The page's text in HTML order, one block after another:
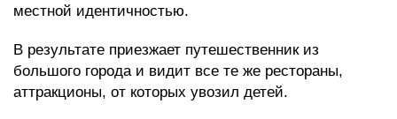
местной идентичностью.
В результате приезжает путешественник из
большого города и видит все те же рестораны,
аттракционы, от которых увозил детей.